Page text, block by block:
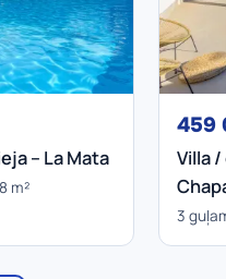
– La Mata
m²
459
Villa
3